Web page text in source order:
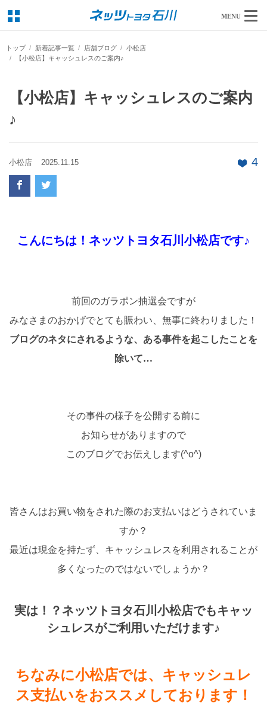
MENU
トップ 新着記事一覧 店舗ブログ
小松店
【小松店】キャッシュレスのご案内♪
【小松店】キャッシュレスのご案内
♪
小松店 2025.11.15 4
こんにちは！ネッツトヨタ石川小松店です♪
前回のガラポン抽選会ですが
みなさまのおかげでとても賑わい、無事に終わりました！
ブログのネタにされるような、ある事件を起こしたことを
除いて…
その事件の様子を公開する前に
お知らせがありますので
このブログでお伝えします(^o^)
皆さんはお買い物をされた際のお支払いはどうされていま
すか？
最近は現金を持たず、キャッシュレスを利用されることが
多くなったのではないでしょうか？
実は！？ネッツトヨタ石川小松店でもキャッ
シュレスがご利用いただけます♪
ちなみに小松店では、キャッシュレ
ス支払いをおススメしております！